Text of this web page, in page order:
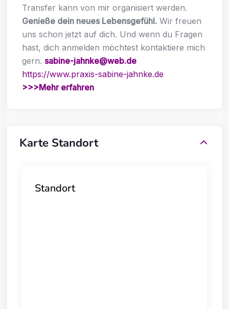
Transfer kann von mir organisiert werden.
Genieße dein neues Lebensgefühl. Wir freuen
uns schon jetzt auf dich. Und wenn du Fragen
hast, dich anmelden möchtest kontaktiere mich
gern. sabine-jahnke@web.de
https://www.praxis-sabine-jahnke.de
>>>Mehr erfahren
Karte Standort
Standort